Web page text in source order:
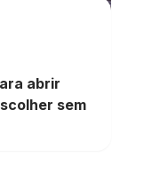
abrir
sem